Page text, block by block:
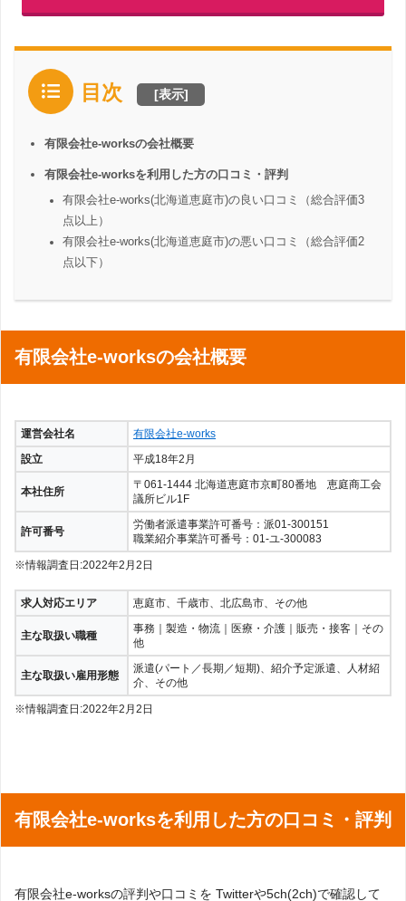
目次 [表示]
有限会社e-worksの会社概要
有限会社e-worksを利用した方の口コミ・評判
有限会社e-works(北海道恵庭市)の良い口コミ（総合評価3
点以上）
有限会社e-works(北海道恵庭市)の悪い口コミ（総合評価2
点以下）
有限会社e-worksの会社概要
運営会社名
有限会社e-works
設立
平成18年2月
本社住所
〒061-1444 北海道恵庭市京町80番地 恵庭商工会
議所ビル1F
許可番号
労働者派遣事業許可番号：派01-300151
職業紹介事業許可番号：01-ユ-300083
※情報調査日:2022年2月2日
求人対応エリア 恵庭市、千歳市、北広島市、その他
主な取扱い職種
事務｜製造・物流｜医療・介護｜販売・接客｜その
他
主な取扱い雇用形態
派遣(パート／長期／短期)、紹介予定派遣、人材紹
介、その他
※情報調査日:2022年2月2日
有限会社e-worksを利用した方の口コミ・評判
有限会社e-worksの評判や口コミを Twitterや5ch(2ch)で確認して